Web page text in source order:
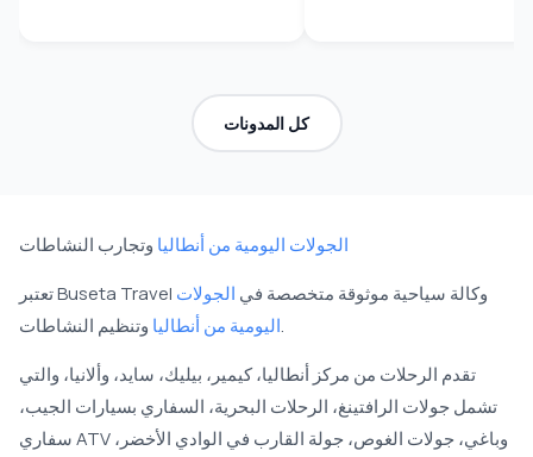
كل المدونات
الجولات اليومية من أنطاليا وتجارب النشاطات
تعتبر Buseta Travel وكالة سياحية موثوقة متخصصة في الجولات
اليومية من أنطالياوتنظيم النشاطات.
تقدم الرحلات من مركز أنطاليا، كيمير، بيليك، سايد، وألانيا، والتي
تشمل جولات الرافتينغ، الرحلات البحرية، السفاري بسيارات الجيب،
سفاري ATV وباغي، جولات الغوص، جولة القارب في الوادي الأخضر،